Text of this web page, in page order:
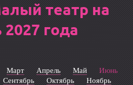
театр на
года
Март Апрель Май
Июнь
Сентябрь Октябрь
Ноябрь